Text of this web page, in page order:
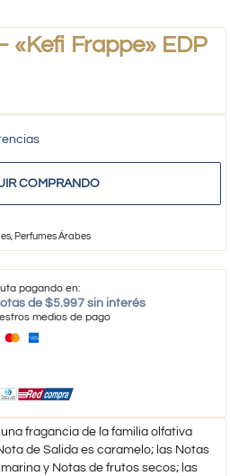
«Kefi Frappe» EDP
COMPRANDO
, Perfumes Árabes
pagando en:
de $5.997 sin interés
medios de pago
fragancia de la familia olfativa
de Salida es caramelo; las Notas
y Notas de frutos secos; las